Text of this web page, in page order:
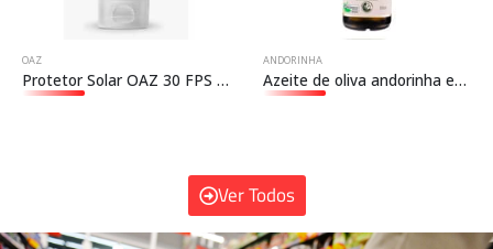
OAZ
Protetor Solar OAZ 30 FPS CREME – 200 ml
ANDORINHA
Azeite de oliva andorinha extra virgem orgânico vidro 500ml
Ver Todos